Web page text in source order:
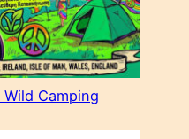
Camping